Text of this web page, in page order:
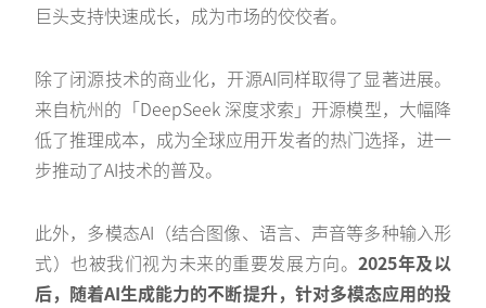
巨头支持快速成长，成为市场的佼佼者。
除了闭源技术的商业化，开源AI同样取得了显著进展。
来自杭州的「DeepSeek 深度求索」开源模型，大幅降
低了推理成本，成为全球应用开发者的热门选择，进一
步推动了AI技术的普及。
此外，多模态AI（结合图像、语言、声音等多种输入形
式）也被我们视为未来的重要发展方向。2025年及以
后，随着AI生成能力的不断提升，针对多模态应用的投